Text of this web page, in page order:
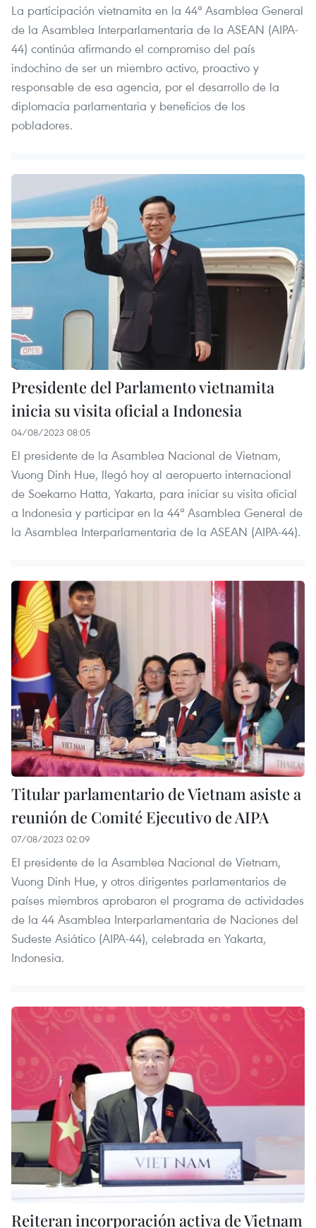
La participación vietnamita en la 44ª Asamblea General
de la Asamblea Interparlamentaria de la ASEAN (AIPA-
44) continúa afirmando el compromiso del país
indochino de ser un miembro activo, proactivo y
responsable de esa agencia, por el desarrollo de la
diplomacia parlamentaria y beneficios de los
pobladores.
Presidente del Parlamento vietnamita
inicia su visita oficial a Indonesia
04/08/2023 08:05
El presidente de la Asamblea Nacional de Vietnam,
Vuong Dinh Hue, llegó hoy al aeropuerto internacional
de Soekarno Hatta, Yakarta, para iniciar su visita oficial
a Indonesia y participar en la 44ª Asamblea General de
la Asamblea Interparlamentaria de la ASEAN (AIPA-44).
Titular parlamentario de Vietnam asiste a
reunión de Comité Ejecutivo de AIPA
07/08/2023 02:09
El presidente de la Asamblea Nacional de Vietnam,
Vuong Dinh Hue, y otros dirigentes parlamentarios de
países miembros aprobaron el programa de actividades
de la 44 Asamblea Interparlamentaria de Naciones del
Sudeste Asiático (AIPA-44), celebrada en Yakarta,
Indonesia.
Reiteran incorporación activa de Vietnam